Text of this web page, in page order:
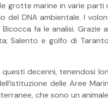
grotte marine in varie parti
del DNA ambientale. I
fa le analisi. Grazie
Salento e golfo di
decenni, tenendosi
delle Aree
che sono un